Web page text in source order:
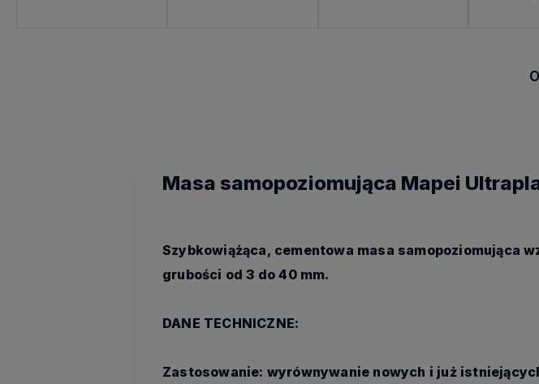
Masa samopoziomująca Mapei
Szybkowiążąca, cementowa masa samopoziomująca
grubości od 3 do 40 mm.
DANE TECHNICZNE:
Zastosowanie: wyrównywanie nowych i już